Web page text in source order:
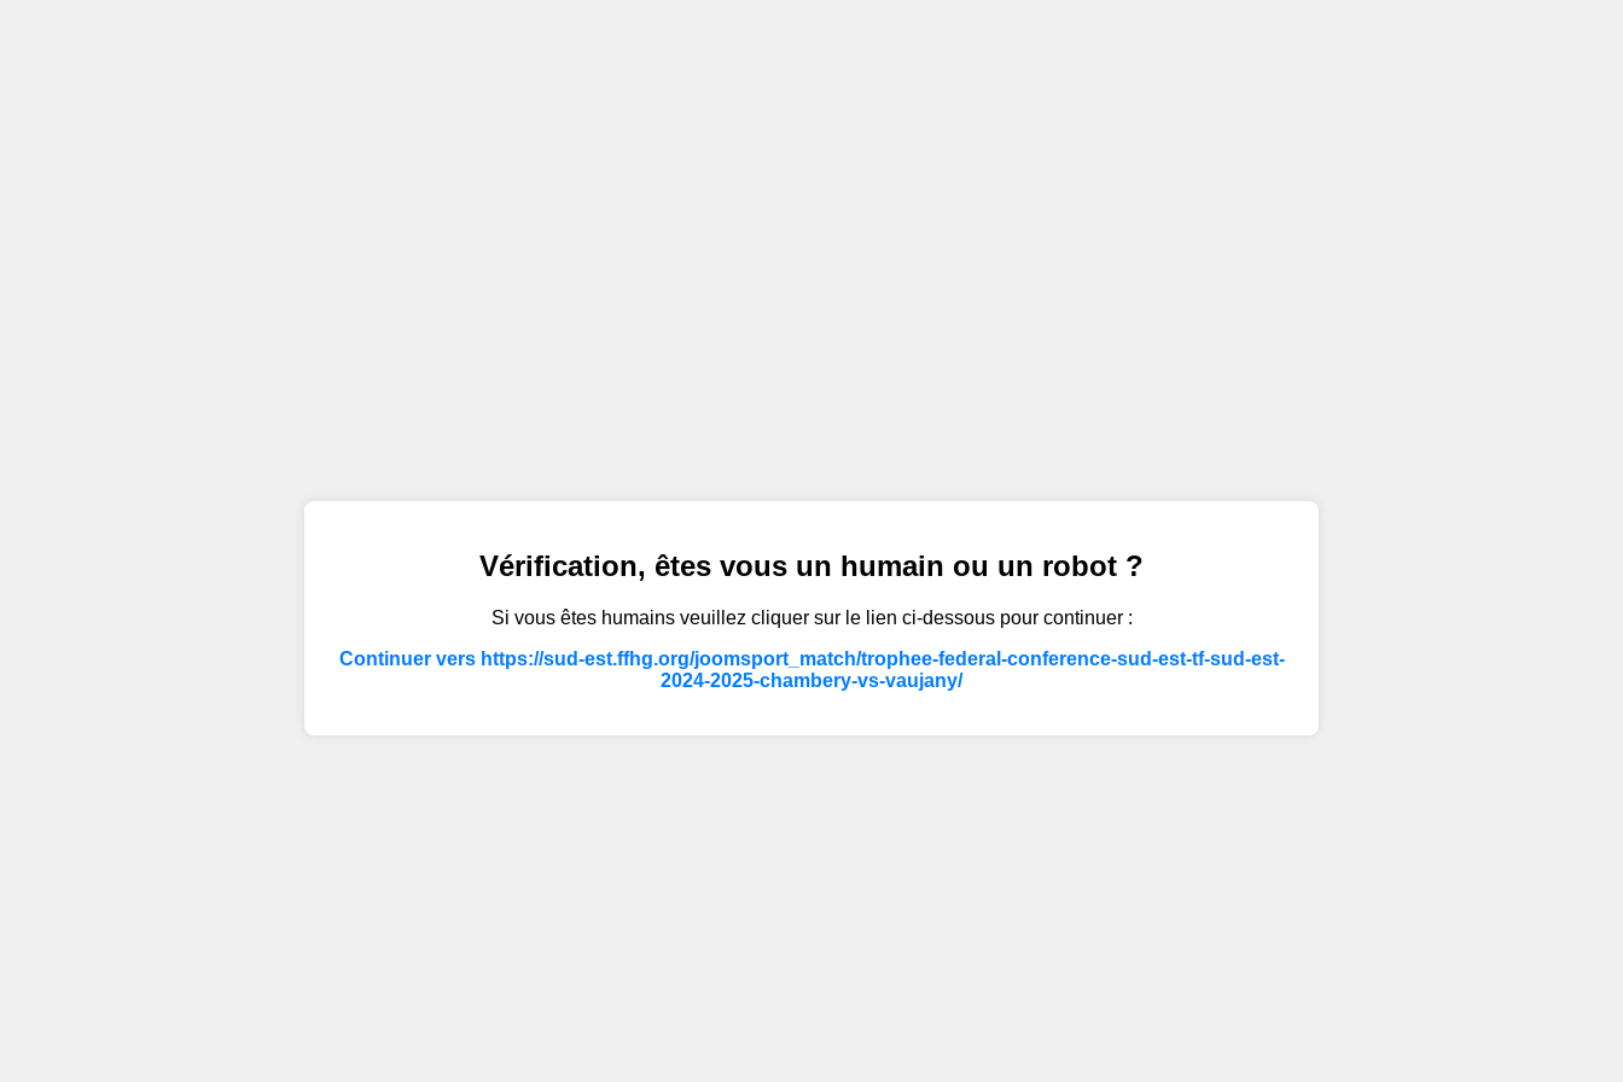
Vérification, êtes vous un humain ou un robot ?
Si vous êtes humains veuillez cliquer sur le lien ci-dessous pour continuer :
Continuer vers https://sud-est.ffhg.org/joomsport_match/trophee-federal-conference-sud-est-tf-sud-est-
2024-2025-chambery-vs-vaujany/